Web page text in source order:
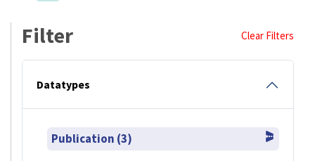
Filter Clear Filters
Datatypes
Publication (3)